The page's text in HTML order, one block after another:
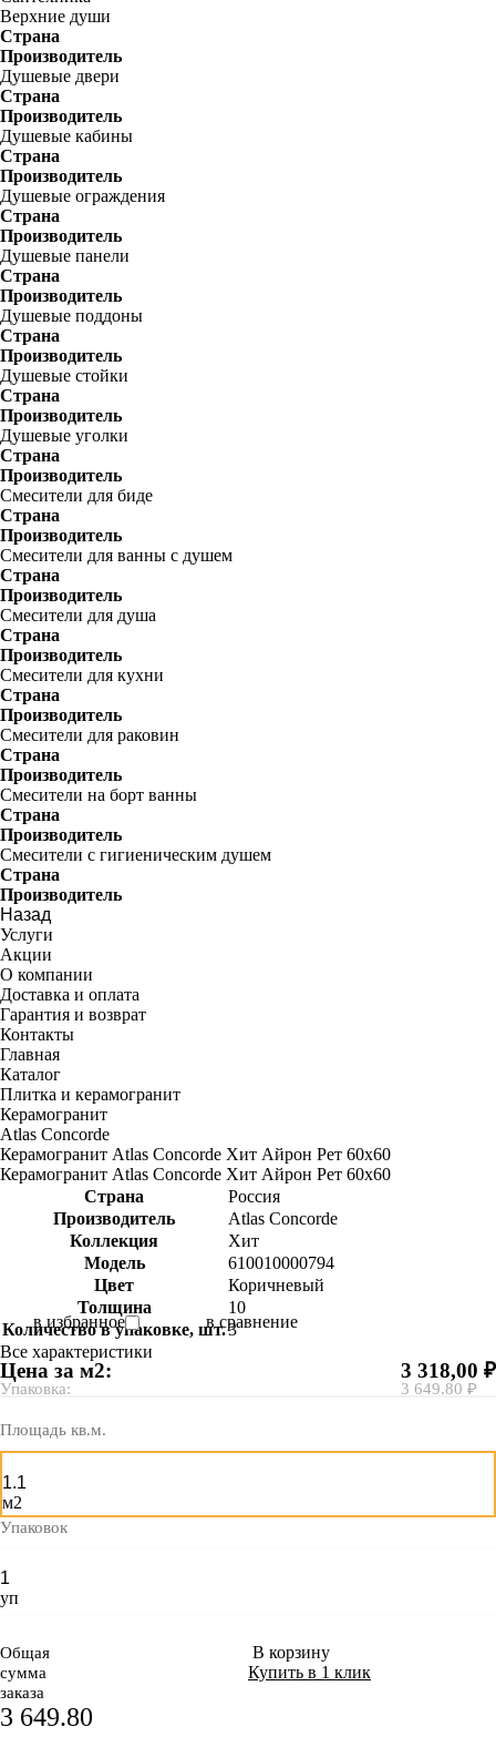
Верхние души
Страна
Производитель
Душевые двери
Страна
Производитель
Душевые кабины
Страна
Производитель
Душевые ограждения
Страна
Производитель
Душевые панели
Страна
Производитель
Душевые поддоны
Страна
Производитель
Душевые стойки
Страна
Производитель
Душевые уголки
Страна
Производитель
Смесители для биде
Страна
Производитель
Смесители для ванны с душем
Страна
Производитель
Смесители для душа
Страна
Производитель
Смесители для кухни
Страна
Производитель
Смесители для раковин
Страна
Производитель
Смесители на борт ванны
Страна
Производитель
Смесители с гигиеническим душем
Страна
Производитель
Назад
Услуги
Акции
О компании
Доставка и оплата
Гарантия и возврат
Контакты
Главная
Каталог
Плитка и керамогранит
Керамогранит
Atlas Concorde
Керамогранит Atlas Concorde Хит Айрон Рет 60х60
Керамогранит Atlas Concorde Хит Айрон Рет 60х60
Страна
Россия
Производитель
Atlas Concorde
Коллекция
Хит
Модель
610010000794
Цвет
Коричневый
Толщина
10
Количество в упаковке, шт.3
Все характеристики
в избранное в сравнение
Цена за м2:
Упаковка:
3 318,00 ₽
3 649.80 ₽
Площадь кв.м.
м2
Упаковок
уп
Общая
сумма
заказа
3 649.80
В корзину
Купить в 1 клик